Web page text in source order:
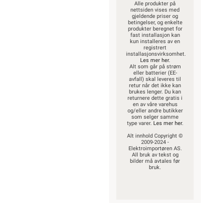
Alle produkter på
nettsiden vises med
gjeldende priser og
betingelser, og enkelte
produkter beregnet for
fast installasjon kan
kun installeres av en
registrert
installasjonsvirksomhet.
Les mer her.
Alt som går på strøm
eller batterier (EE-
avfall) skal leveres til
retur når det ikke kan
brukes lenger. Du kan
returnere dette gratis i
en av våre varehus
og/eller andre butikker
som selger samme
type varer. Les mer her.
Alt innhold Copyright ©
2009-2024 -
Elektroimportøren AS.
All bruk av tekst og
bilder må avtales før
bruk.